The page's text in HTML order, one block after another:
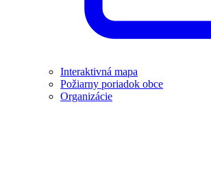
Interaktivná mapa
Požiarny poriadok obce
Organizácie